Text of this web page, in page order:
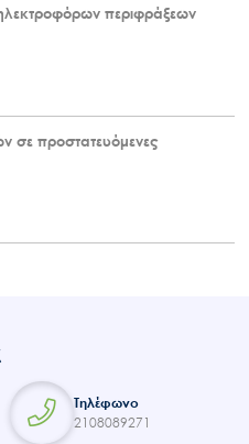
περιφράξεων
σε προστατευόμενες
Τηλέφωνο
2108089271